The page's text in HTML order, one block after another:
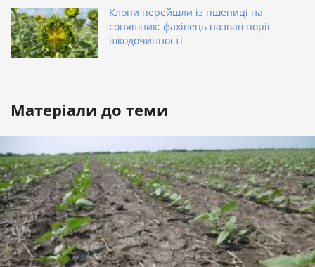
Клопи перейшли із пшениці на
соняшник: фахівець назвав поріг
шкодочинності
Матеріали до теми